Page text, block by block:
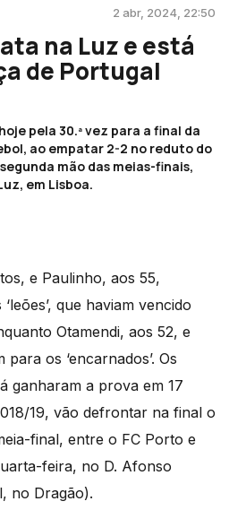
2 abr, 2024, 22:50
na Luz e está
de Portugal
pela 30.ª vez para a final da
ao empatar 2-2 no reduto do
mão das meias-finais,
em Lisboa.
e Paulinho, aos 55,
que haviam vencido
Otamendi, aos 52, e
os ‘encarnados’. Os
ganharam a prova em 17
19, vão defrontar na final o
final, entre o FC Porto e
feira, no D. Afonso
no Dragão).